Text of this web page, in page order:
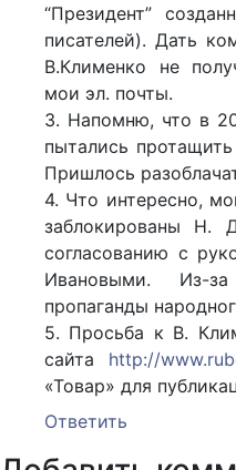
“Президент”
писателей). Дать
В.Клименко не
мои эл. почты.
3. Напомню, что в
пытались
Пришлось
4. Что интересно,
заблокированы Н.
согласованию с
Ивановыми. Из-
пропаганды
5. Просьба к В.
сайта http://
«Товар» для
Ответить